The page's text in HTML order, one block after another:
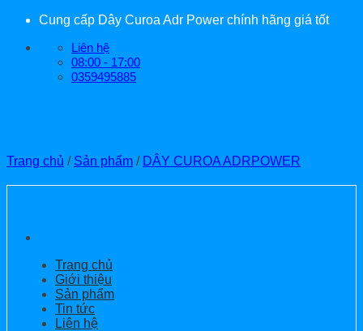
Cung cấp Dây Curoa Adr Power chính hãng giá tốt
Liên hệ
08:00 - 17:00
0359495885
Trang chủ
Giới thiệu
Sản phẩm
Tin tức
Liên hệ
Trang chủ / Sản phẩm / DÂY CUROA ADRPOWER